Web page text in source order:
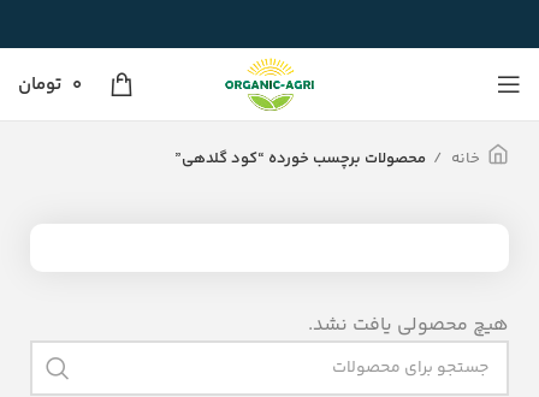
0 تومان
خانه محصولات برچسب خورده “کود گلدهی”
هیچ محصولی یافت نشد.